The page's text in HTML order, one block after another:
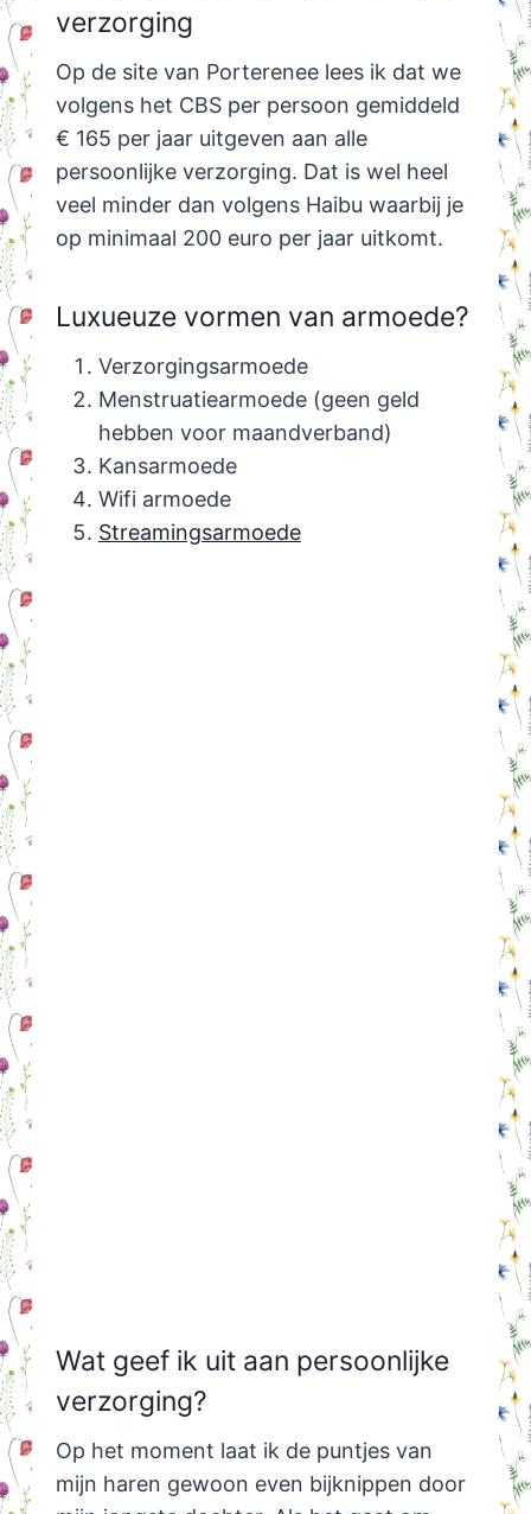
verzorging
Op de site van Porterenee lees ik dat we
volgens het CBS per persoon gemiddeld
€ 165 per jaar uitgeven aan alle
persoonlijke verzorging. Dat is wel heel
veel minder dan volgens Haibu waarbij je
op minimaal 200 euro per jaar uitkomt.
Luxueuze vormen van armoede?
Verzorgingsarmoede
Menstruatiearmoede (geen geld
hebben voor maandverband)
Kansarmoede
Wifi armoede
Streamingsarmoede
Wat geef ik uit aan persoonlijke
verzorging?
Op het moment laat ik de puntjes van
mijn haren gewoon even bijknippen door